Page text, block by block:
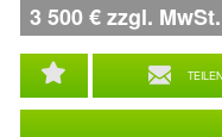
TEILEN
3 500€zzgl. MwSt.